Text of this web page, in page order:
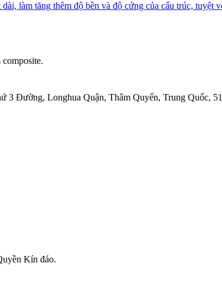
làm tăng thêm độ bền và độ cứng của cấu trúc, tuyệt
composite.
3 Đường, Longhua Quận, Thâm Quyến, Trung Quốc,
Kín đáo.